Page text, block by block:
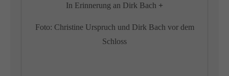
In Erinnerung an Dirk Bach +
Foto: Christine Urspruch und Dirk Bach vor dem
Schloss